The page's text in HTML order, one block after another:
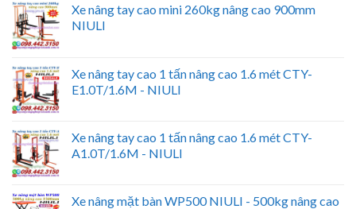
Xe nâng tay cao mini 260kg nâng cao 900mm
NIULI
Xe nâng tay cao 1 tấn nâng cao 1.6 mét CTY-
E1.0T/1.6M - NIULI
Xe nâng tay cao 1 tấn nâng cao 1.6 mét CTY-
A1.0T/1.6M - NIULI
Xe nâng mặt bàn WP500 NIULI - 500kg nâng cao